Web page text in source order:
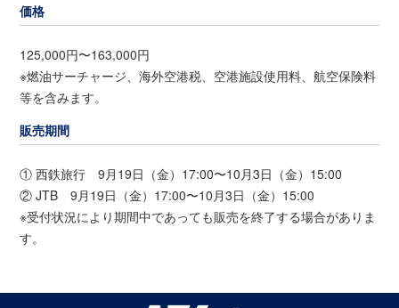
価格
125,000円〜163,000円
※燃油サーチャージ、海外空港税、空港施設使用料、航空保険料
等を含みます。
販売期間
① 西鉄旅行 9月19日（金）17:00〜10月3日（金）15:00
② JTB 9月19日（金）17:00〜10月3日（金）15:00
※受付状況により期間中であっても販売を終了する場合がありま
す。